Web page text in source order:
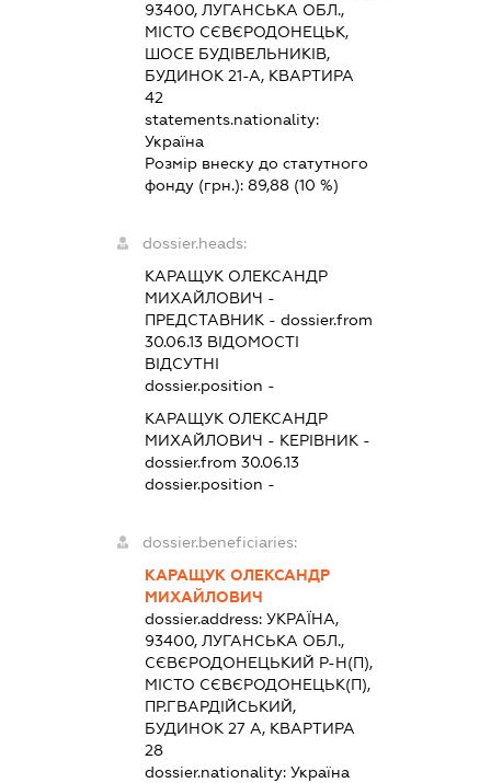
93400, ЛУГАНСЬКА ОБЛ.,
МІСТО СЄВЄРОДОНЕЦЬК,
ШОСЕ БУДІВЕЛЬНИКІВ,
БУДИНОК 21-А, КВАРТИРА
42
statements.nationality:
Україна
Розмір внеску до статутного
фонду (грн.):89,88 (10 %)
dossier.heads:
КАРАЩУК ОЛЕКСАНДР
МИХАЙЛОВИЧ -
ПРЕДСТАВНИК - dossier.from
30.06.13 ВІДОМОСТІ
ВІДСУТНІ
dossier.position -
КАРАЩУК ОЛЕКСАНДР
МИХАЙЛОВИЧ - КЕРІВНИК -
dossier.from 30.06.13
dossier.position -
dossier.beneficiaries:
КАРАЩУК ОЛЕКСАНДР
МИХАЙЛОВИЧ
dossier.address:УКРАЇНА,
93400, ЛУГАНСЬКА ОБЛ.,
СЄВЄРОДОНЕЦЬКИЙ Р-Н(П),
МІСТО СЄВЄРОДОНЕЦЬК(П),
ПР.ГВАРДІЙСЬКИЙ,
БУДИНОК 27 А, КВАРТИРА
28
dossier.nationality:Україна